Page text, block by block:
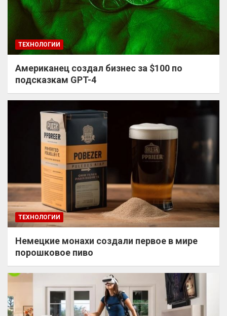
ТЕХНОЛОГИИ
Американец создал бизнес за $100 по
подсказкам GPT-4
ТЕХНОЛОГИИ
Немецкие монахи создали первое в мире
порошковое пиво